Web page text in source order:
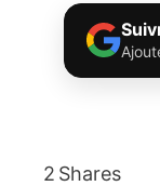
Shares
2